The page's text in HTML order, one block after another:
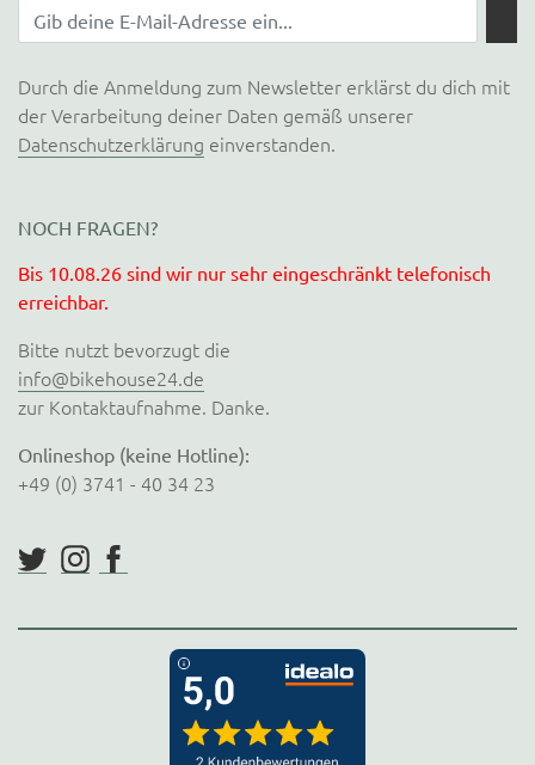
Durch die Anmeldung zum Newsletter erklärst du dich mit
der Verarbeitung deiner Daten gemäß unserer
Datenschutzerklärung einverstanden.
NOCH FRAGEN?
Bis 10.08.26 sind wir nur sehr eingeschränkt telefonisch
erreichbar.
Bitte nutzt bevorzugt die
info@bikehouse24.de
zur Kontaktaufnahme. Danke.
Onlineshop (keine Hotline):
+49 (0) 3741 - 40 34 23